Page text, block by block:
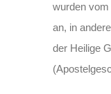
wurden vom
an, in
der Heilige